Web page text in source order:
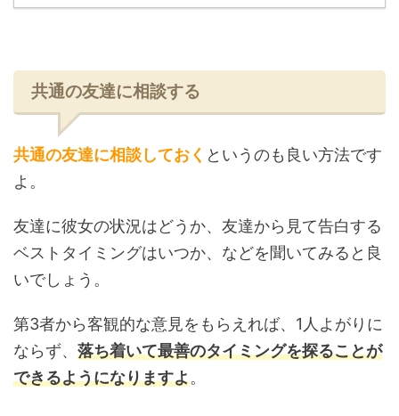
共通の友達に相談する
共通の友達に相談しておく というのも良い方法です
よ。
友達に彼女の状況はどうか、友達から見て告白する
ベストタイミングはいつか、などを聞いてみると良
いでしょう。
第3者から客観的な意見をもらえれば、1人よがりに
ならず、 落ち着いて最善のタイミングを探ることが
できるようになりますよ。